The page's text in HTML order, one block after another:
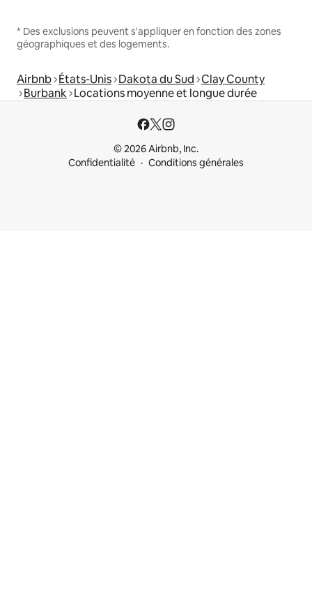
* Des exclusions peuvent s'appliquer en fonction des zones
géographiques et des logements.
Airbnb États-Unis Dakota du Sud Clay County
Burbank Locations moyenne et longue durée
© 2026 Airbnb, Inc.
Confidentialité
Conditions générales